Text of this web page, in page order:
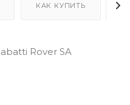
КАК КУПИТЬ
Rover SA